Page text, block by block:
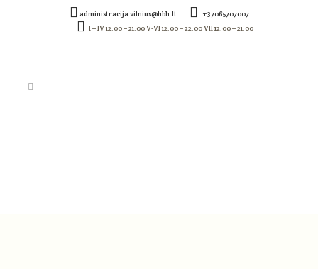
administracija.vilnius@hbh.lt
+37065707007
I – IV 12.00 – 21.00 V-VI 12.00 – 22.00 VII 12.00 – 21.00